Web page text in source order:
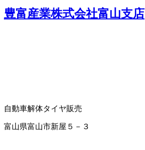
豊富産業株式会社富山支店
自動車解体タイヤ販売
富山県富山市新屋５－３